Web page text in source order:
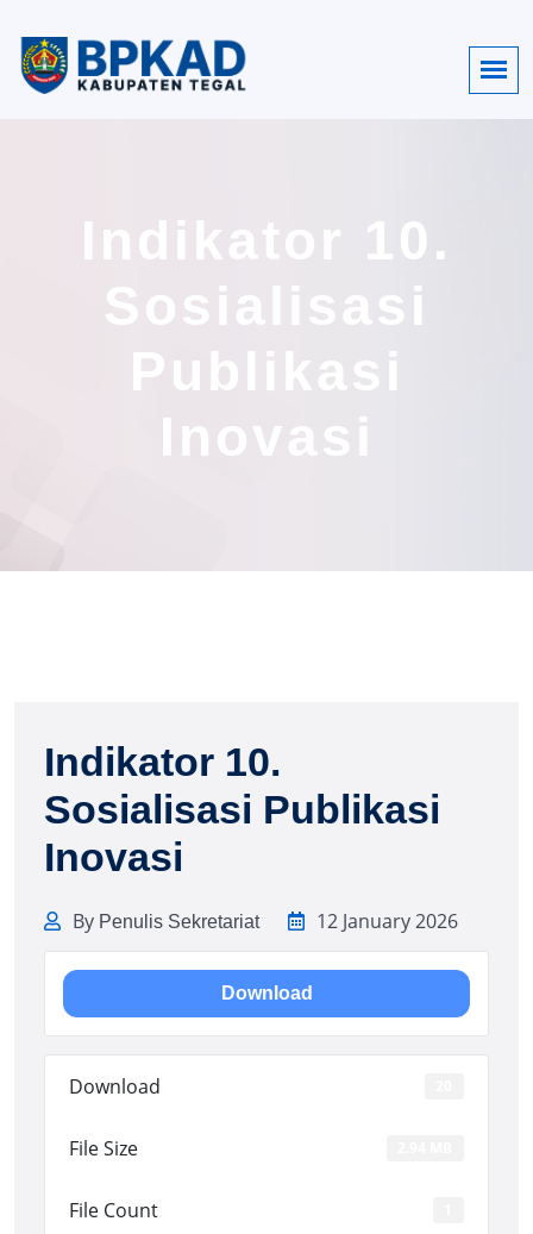
Indikator 10.
Sosialisasi
Publikasi
Inovasi
Indikator 10.
Sosialisasi Publikasi
Inovasi
By Penulis Sekretariat 12 January 2026
Download
Download
File Size
File Count